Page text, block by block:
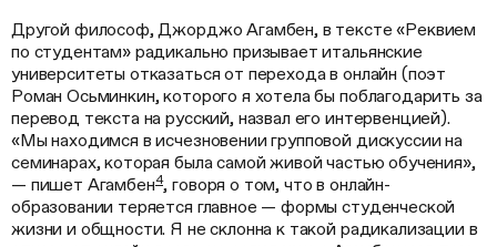
Другой философ, Джорджо Агамбен, в тексте «Реквием
по студентам» радикально призывает итальянские
университеты отказаться от перехода в онлайн (поэт
Роман Осьминкин, которого я хотела бы поблагодарить за
перевод текста на русский, назвал его интервенцией).
«Мы находимся в исчезновении групповой дискуссии на
семинарах, которая была самой живой частью обучения»,
— пишет Агамбен4, говоря о том, что в онлайн-
образовании теряется главное — формы студенческой
жизни и общности. Я не склонна к такой радикализации в